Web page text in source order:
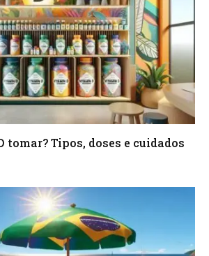
tomar? Tipos, doses e cuidados